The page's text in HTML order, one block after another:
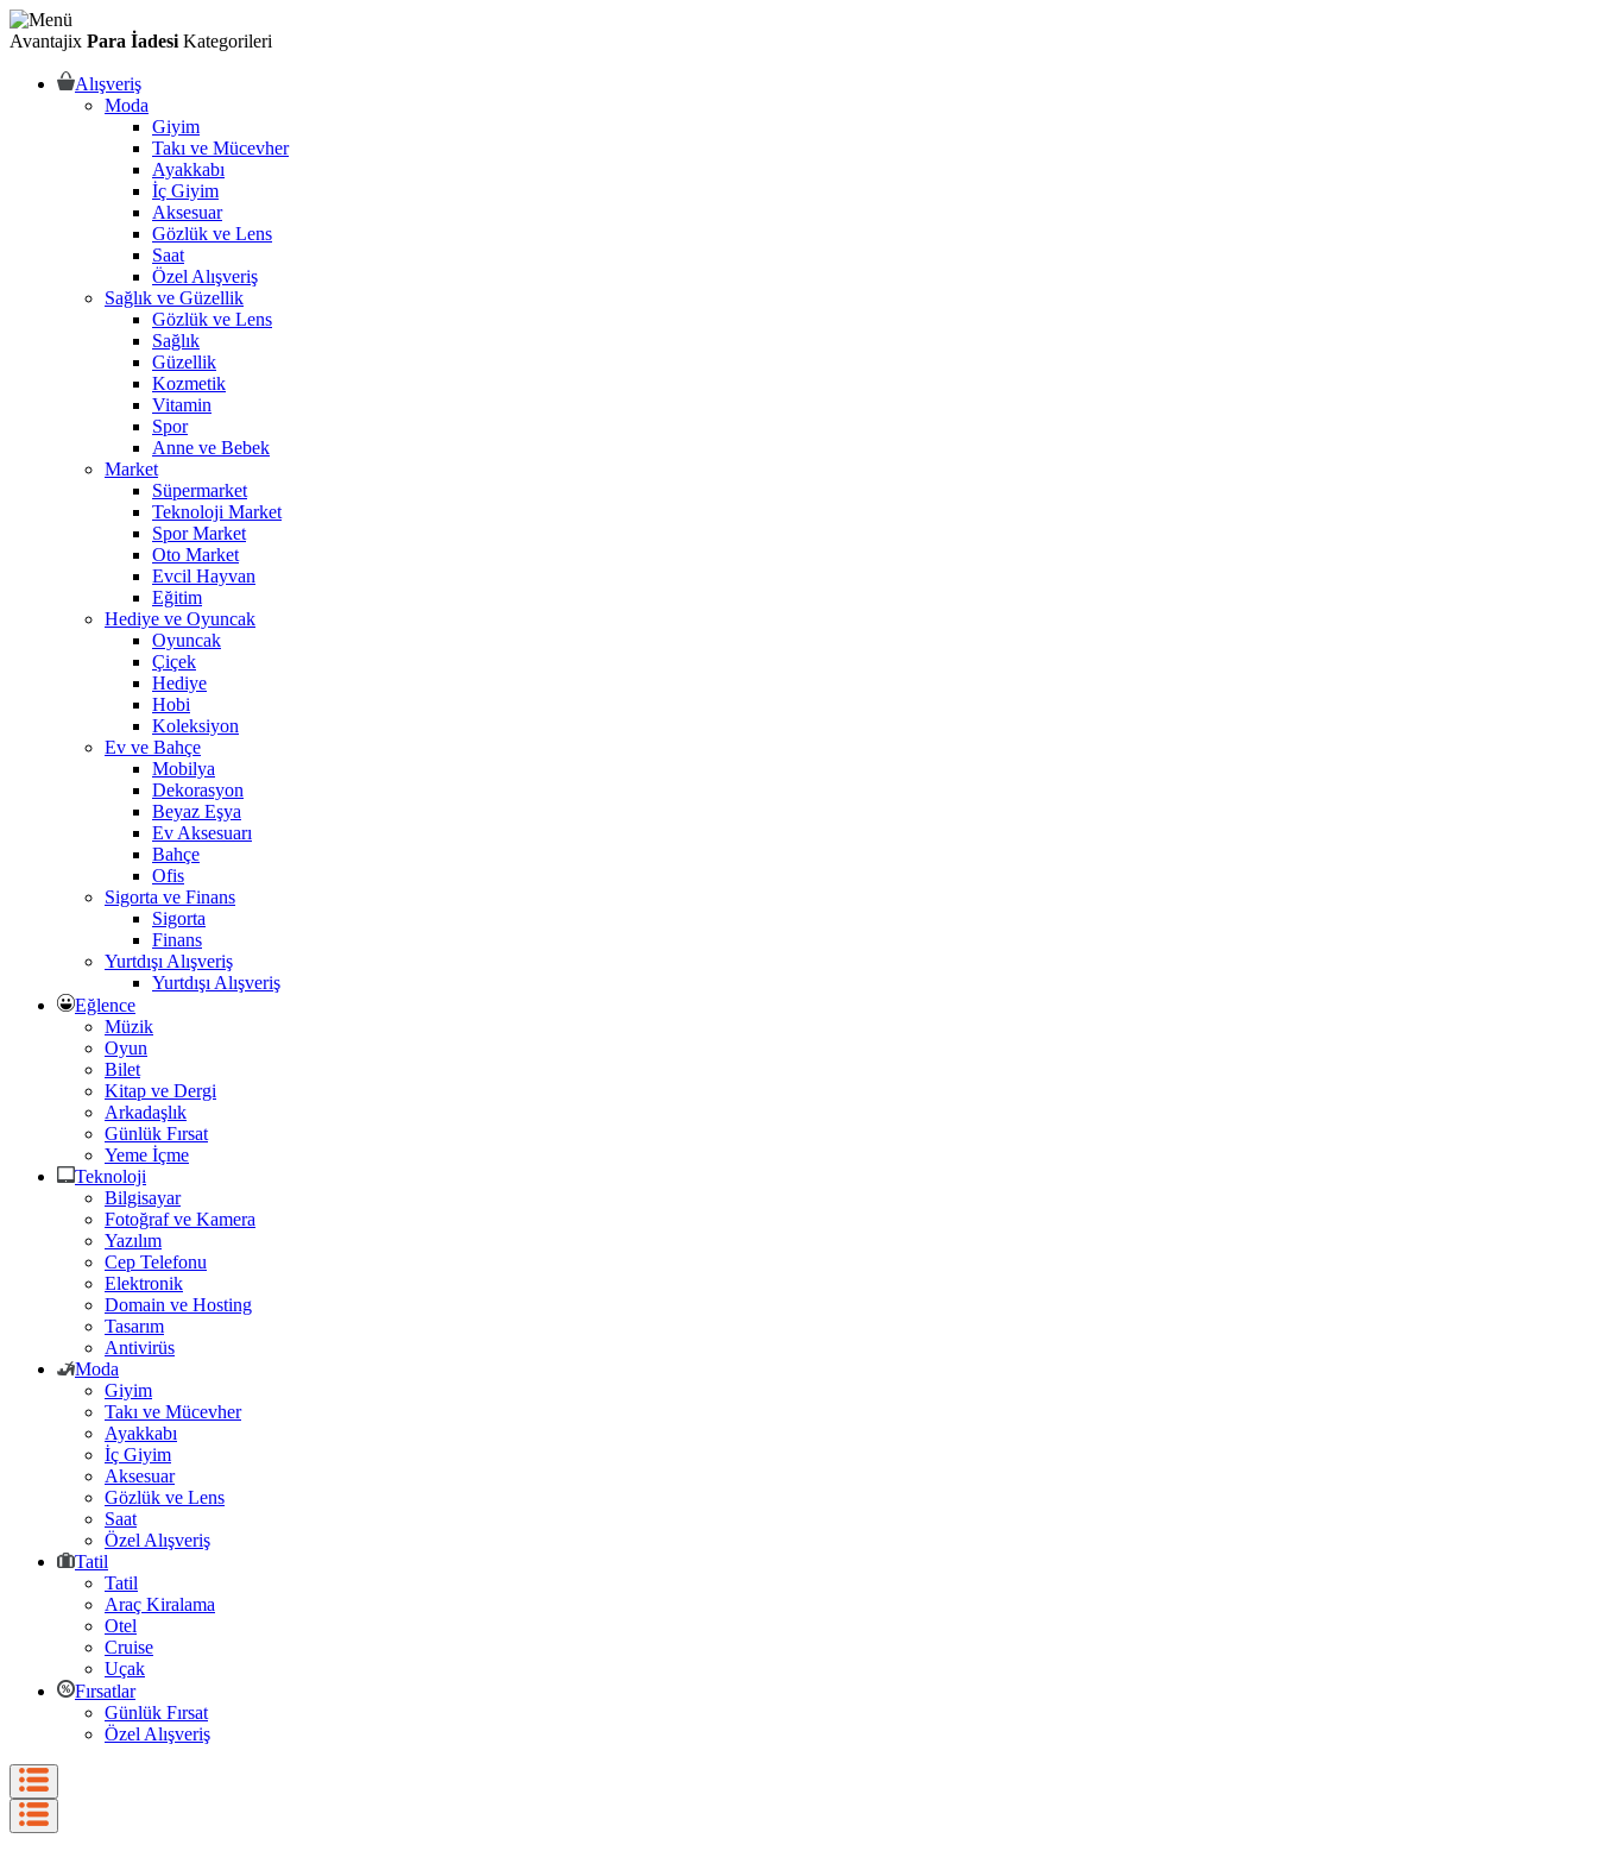
Avantajix Para İadesi Kategorileri
Alışveriş
Moda
Giyim
Takı ve Mücevher
Ayakkabı
İç Giyim
Aksesuar
Gözlük ve Lens
Saat
Özel Alışveriş
Sağlık ve Güzellik
Gözlük ve Lens
Sağlık
Güzellik
Kozmetik
Vitamin
Spor
Anne ve Bebek
Market
Süpermarket
Teknoloji Market
Spor Market
Oto Market
Evcil Hayvan
Eğitim
Hediye ve Oyuncak
Oyuncak
Çiçek
Hediye
Hobi
Koleksiyon
Ev ve Bahçe
Mobilya
Dekorasyon
Beyaz Eşya
Ev Aksesuarı
Bahçe
Ofis
Sigorta ve Finans
Sigorta
Finans
Yurtdışı Alışveriş
Yurtdışı Alışveriş
Eğlence
Müzik
Oyun
Bilet
Kitap ve Dergi
Arkadaşlık
Günlük Fırsat
Yeme İçme
Teknoloji
Bilgisayar
Fotoğraf ve Kamera
Yazılım
Cep Telefonu
Elektronik
Domain ve Hosting
Tasarım
Antivirüs
Moda
Giyim
Takı ve Mücevher
Ayakkabı
İç Giyim
Aksesuar
Gözlük ve Lens
Saat
Özel Alışveriş
Tatil
Tatil
Araç Kiralama
Otel
Cruise
Uçak
Fırsatlar
Günlük Fırsat
Özel Alışveriş